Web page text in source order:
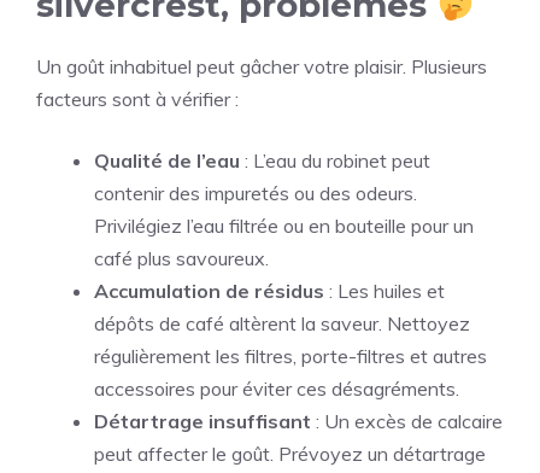
Un goût inhabituel peut gâcher votre plaisir. Plusieurs
facteurs sont à vérifier :
Qualité de l’eau : L’eau du robinet peut
contenir des impuretés ou des odeurs.
Privilégiez l’eau filtrée ou en bouteille pour un
café plus savoureux.
Accumulation de résidus : Les huiles et
dépôts de café altèrent la saveur. Nettoyez
régulièrement les filtres, porte-filtres et autres
accessoires pour éviter ces désagréments.
Détartrage insuffisant : Un excès de calcaire
peut affecter le goût. Prévoyez un détartrage